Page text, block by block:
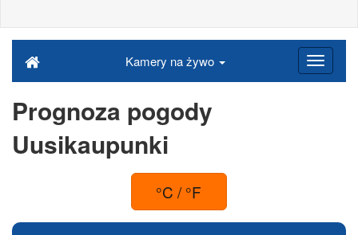
Kamery na żywo
Prognoza pogody
Uusikaupunki
°C / °F